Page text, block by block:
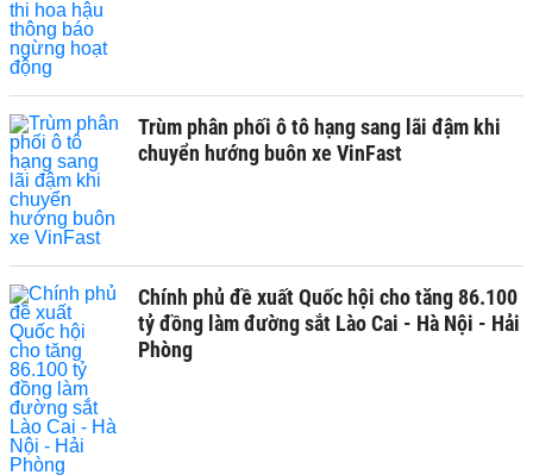
Trùm phân phối ô tô hạng sang lãi đậm khi
chuyển hướng buôn xe VinFast
Chính phủ đề xuất Quốc hội cho tăng 86.100
tỷ đồng làm đường sắt Lào Cai - Hà Nội - Hải
Phòng